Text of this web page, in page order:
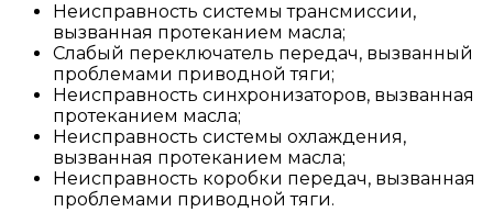
Неисправность системы трансмиссии,
вызванная протеканием масла;
Слабый переключатель передач, вызванный
проблемами приводной тяги;
Неисправность синхронизаторов, вызванная
протеканием масла;
Неисправность системы охлаждения,
вызванная протеканием масла;
Неисправность коробки передач, вызванная
проблемами приводной тяги.